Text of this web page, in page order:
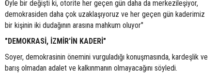
Öyle bir değişti ki, otorite her geçen gün daha da merkezileşiyor,
demokrasiden daha çok uzaklaşıyoruz ve her geçen gün kaderimiz
bir kişinin iki dudağının arasına mahkum oluyor"
"DEMOKRASİ, İZMİR'İN KADERİ"
Soyer, demokrasinin önemini vurguladığı konuşmasında, kardeşlik ve
barış olmadan adalet ve kalkınmanın olmayacağını söyledi.